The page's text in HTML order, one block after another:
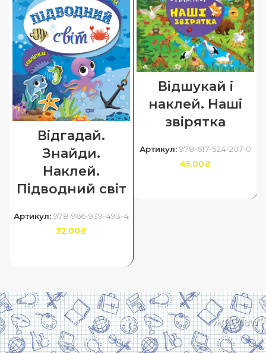
Відгадай.
Знайди.
Наклей.
Підводний світ
Артикул: 978-966-939-493-4
32.00₴
Відшукай і
наклей. Наші
звірятка
Артикул: 978-617-524-207-0
45.00₴
Харків, вулиця Сумська, 13
Телефон: (050) 305-05-41